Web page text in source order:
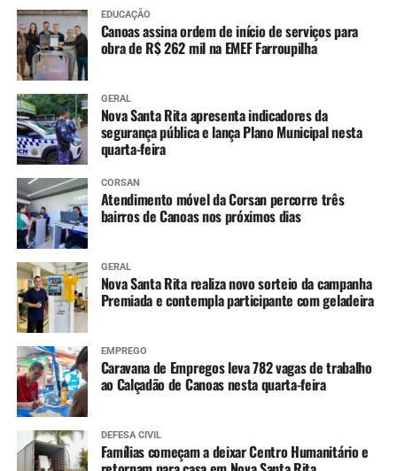
EDUCAÇÃO
Canoas assina ordem de início de serviços para
obra de R$ 262 mil na EMEF Farroupilha
GERAL
Nova Santa Rita apresenta indicadores da
segurança pública e lança Plano Municipal nesta
quarta-feira
CORSAN
Atendimento móvel da Corsan percorre três
bairros de Canoas nos próximos dias
GERAL
Nova Santa Rita realiza novo sorteio da campanha
Premiada e contempla participante com geladeira
EMPREGO
Caravana de Empregos leva 782 vagas de trabalho
ao Calçadão de Canoas nesta quarta-feira
DEFESA CIVIL
Famílias começam a deixar Centro Humanitário e